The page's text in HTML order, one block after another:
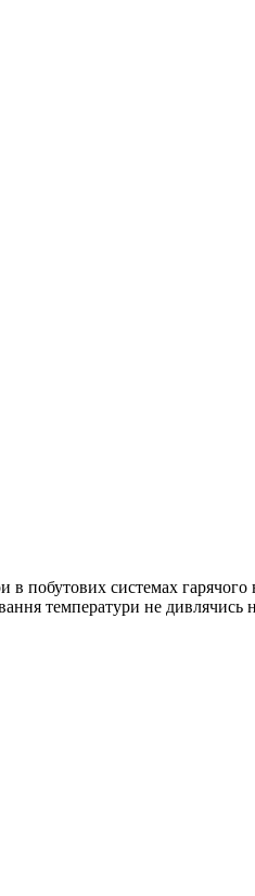
в побутових системах
температури не